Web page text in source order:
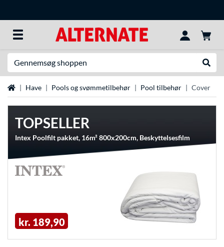
StartsideHave Pools og svømmetilbehør Pool tilbehør Cover
TOPSELLER
Intex Poolfilt pakket, 16m² 800x200cm, Beskyttelsesfilm
kr. 189,90